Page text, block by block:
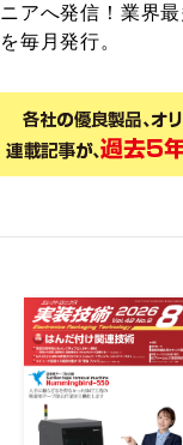
ニアへ発信！業界
を毎月発行。